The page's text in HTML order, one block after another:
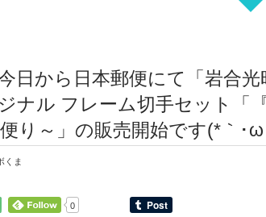
日から日本郵便にて「岩合
ナル フレーム切手セット「
り～」の販売開始です(*｀･ω
くま
0